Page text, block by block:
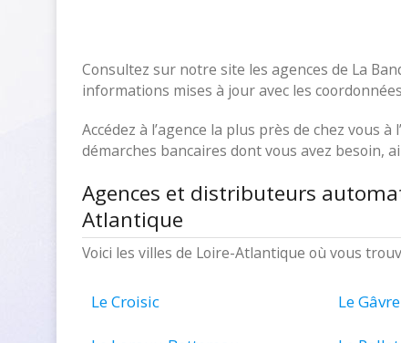
Consultez sur notre site les agences de La
informations mises à jour avec les
Accédez à l’agence la plus près de chez vous
démarches bancaires dont vous avez besoin,
Agences et distributeurs
Atlantique
Voici les villes de Loire-Atlantique où vous
Le Croisic Le Gâvre